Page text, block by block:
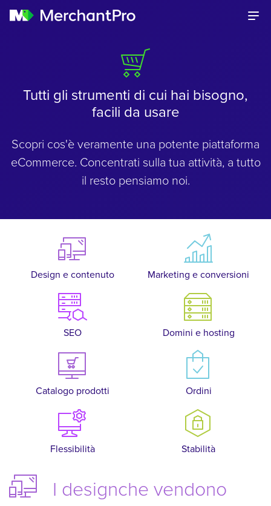
Tutti gli strumenti di cui hai bisogno,
facili da usare
Scopri cos'è veramente una potente piattaforma
eCommerce. Concentrati sulla tua attività, a tutto
il resto pensiamo noi.
Design e contenuto Marketing e conversioni
SEO Domini e hosting
Catalogo prodotti Ordini
Flessibilità Stabilità
I designche vendono